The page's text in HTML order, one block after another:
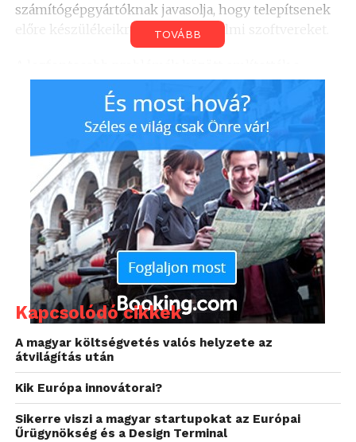
számítógépgyártóknak javasolja, hogy telepítsenek
előre készülékeikre gyermekvédelmi szoftvereket.
színvonalának emelésével és az internethez való
teljes körű hozzáférésekkel érhető el. A francia
polgárjogi szervezetek nagy örömére, az EP
elutasított minden olyan francia indítványt, amelyek
célja, hogy a szerzői jogsértéssel vádolt
felhasználóknak blokkolják az internethozzáférését,
írta meg az SG.hu.
TOVÁBB
Kapcsolódó cikkek
A magyar költségvetés valós helyzete az
átvilágítás után
Kik Európa innovátorai?
Sikerre viszi a magyar startupokat az Európai
Űrügynökség és a Design Terminal